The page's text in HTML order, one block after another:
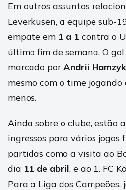
Em outros assuntos
Leverkusen, a equipe sub-
empate em 1 a 1 contra o
último fim de semana. O
marcado por Andrii Hamzyk
mesmo com o time jogando
menos.
Ainda sobre o clube, estão
ingressos para vários jogos
partidas como a visita ao
dia 11 de abril, e ao 1. FC
Para a Liga dos Campeões,